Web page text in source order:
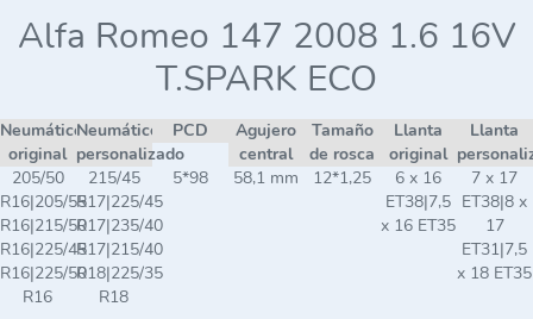
Alfa Romeo 147 2008 1.6 16V
T.SPARK ECO
Neumático
original
Neumático
personalizado
PCD
Agujero
central
Tamaño
de rosca
Llanta
original
Llanta
205/50
R16|205/55
R16|215/50
R16|225/45
R16|225/50
R16
215/45
R17|225/45
R17|235/40
R17|215/40
R18|225/35
R18
5*98 58,1 mm 12*1,25
6 x 16
ET38|7,5
x 16 ET35
7 x 17
ET38|8 x
17
ET31|7,5
x 18 ET35